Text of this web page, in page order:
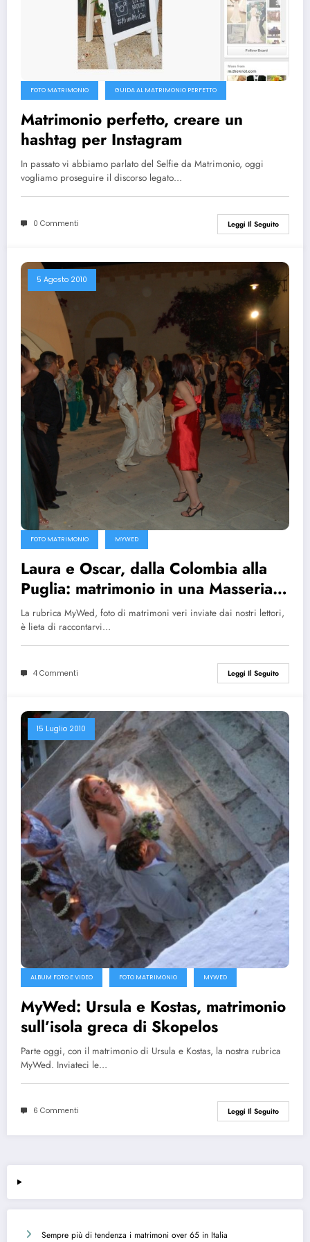
FOTO MATRIMONIO GUIDA AL MATRIMONIO PERFETTO
Matrimonio perfetto, creare un
hashtag per Instagram
In passato vi abbiamo parlato del Selfie da Matrimonio, oggi
vogliamo proseguire il discorso legato…
0 Commenti Leggi Il Seguito
5 Agosto 2010
FOTO MATRIMONIO MYWED
Laura e Oscar, dalla Colombia alla
Puglia: matrimonio in una Masseria
in Salento
La rubrica MyWed, foto di matrimoni veri inviate dai nostri lettori,
è lieta di raccontarvi…
4 Commenti Leggi Il Seguito
15 Luglio 2010
ALBUM FOTO E VIDEO FOTO MATRIMONIO MYWED
MyWed: Ursula e Kostas, matrimonio
sull’isola greca di Skopelos
Parte oggi, con il matrimonio di Ursula e Kostas, la nostra rubrica
MyWed. Inviateci le…
6 Commenti Leggi Il Seguito
Sempre più di tendenza i matrimoni over 65 in Italia